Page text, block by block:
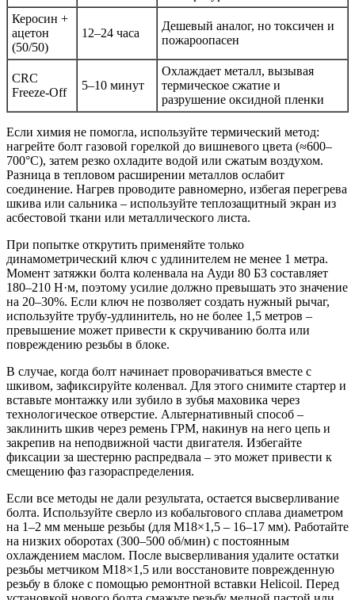
Керосин +
ацетон
(50/50)
12–24 часа
Дешевый аналог, но токсичен и
пожароопасен
CRC
Freeze-Off
5–10 минут
Охлаждает металл, вызывая
термическое сжатие и
разрушение оксидной пленки
Если химия не помогла, используйте термический метод:
нагрейте болт газовой горелкой до вишневого цвета (≈600–
700°C), затем резко охладите водой или сжатым воздухом.
Разница в тепловом расширении металлов ослабит
соединение. Нагрев проводите равномерно, избегая перегрева
шкива или сальника – используйте теплозащитный экран из
асбестовой ткани или металлического листа.
При попытке открутить применяйте только
динамометрический ключ с удлинителем не менее 1 метра.
Момент затяжки болта коленвала на Ауди 80 Б3 составляет
180–210 Н·м, поэтому усилие должно превышать это значение
на 20–30%. Если ключ не позволяет создать нужный рычаг,
используйте трубу-удлинитель, но не более 1,5 метров –
превышение может привести к скручиванию болта или
повреждению резьбы в блоке.
В случае, когда болт начинает проворачиваться вместе с
шкивом, зафиксируйте коленвал. Для этого снимите стартер и
вставьте монтажку или зубило в зубья маховика через
технологическое отверстие. Альтернативный способ –
заклинить шкив через ремень ГРМ, накинув на него цепь и
закрепив на неподвижной части двигателя. Избегайте
фиксации за шестерню распредвала – это может привести к
смещению фаз газораспределения.
Если все методы не дали результата, остается высверливание
болта. Используйте сверло из кобальтового сплава диаметром
на 1–2 мм меньше резьбы (для М18×1,5 – 16–17 мм). Работайте
на низких оборотах (300–500 об/мин) с постоянным
охлаждением маслом. После высверливания удалите остатки
резьбы метчиком М18×1,5 или восстановите поврежденную
резьбу в блоке с помощью ремонтной вставки Helicoil. Перед